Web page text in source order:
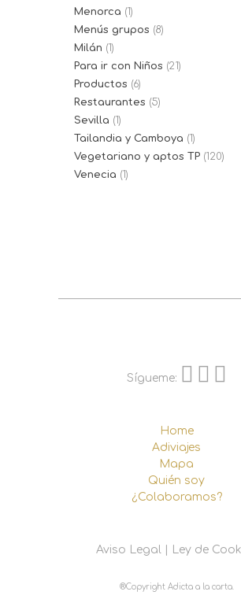
Menorca (1)
Menús grupos (8)
Milán (1)
Para ir con Niños (21)
Productos (6)
Restaurantes (5)
Sevilla (1)
Tailandia y Camboya (1)
Vegetariano y aptos TP (120)
Venecia (1)
Sígueme:
Home
Adiviajes
Mapa
Quién soy
¿Colaboramos?
Aviso Legal Ley de
®Copyright Adicta a la carta.